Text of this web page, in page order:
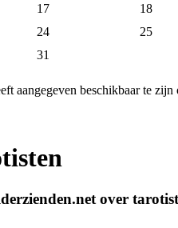
17 18
24 25
31
aangegeven beschikbaar te
over